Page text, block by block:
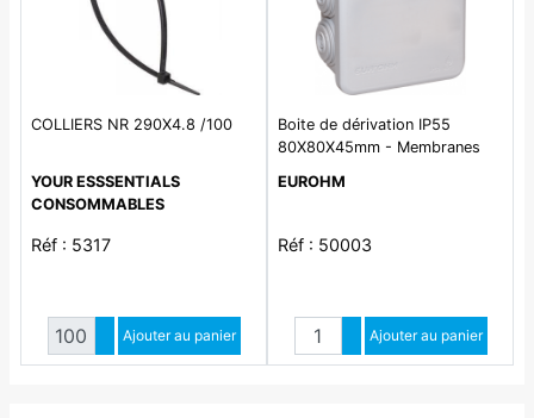
COLLIERS NR 290X4.8 /100
YOUR ESSSENTIALS
CONSOMMABLES
Réf : 5317
Quantité
Augmenter quantité
Diminuer quantité
Ajouter au panier
Boite de dérivation IP55
80X80X45mm - Membranes
EUROHM
Réf : 50003
Quantité
Augmenter quantité
Diminuer quantité
Ajouter au panier